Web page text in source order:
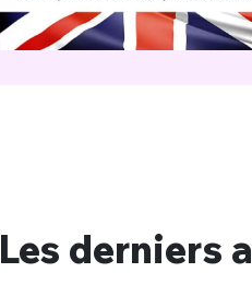
Les derniers
PSEUDO*
VOTRE PARTICIPATION
Que